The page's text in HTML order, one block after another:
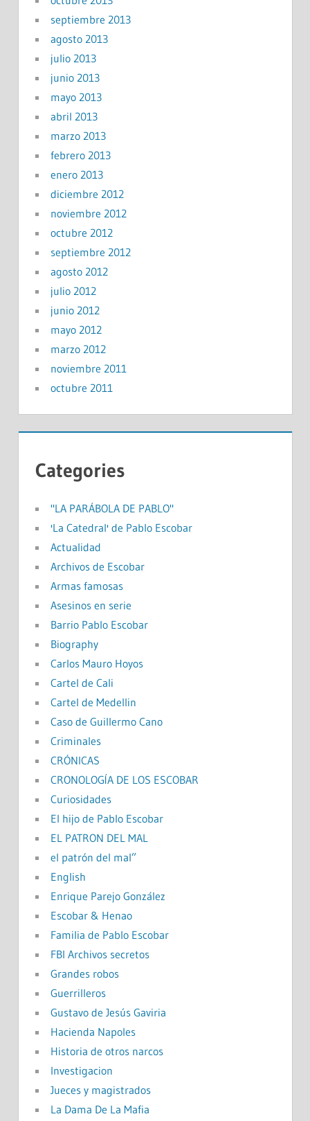
septiembre 2013
agosto 2013
julio 2013
junio 2013
mayo 2013
abril 2013
marzo 2013
febrero 2013
enero 2013
diciembre 2012
noviembre 2012
octubre 2012
septiembre 2012
agosto 2012
julio 2012
junio 2012
mayo 2012
marzo 2012
noviembre 2011
octubre 2011
Categories
"LA PARÁBOLA DE PABLO"
'La Catedral' de Pablo Escobar
Actualidad
Archivos de Escobar
Armas famosas
Asesinos en serie
Barrio Pablo Escobar
Biography
Carlos Mauro Hoyos
Cartel de Cali
Cartel de Medellin
Caso de Guillermo Cano
Criminales
CRÓNICAS
CRONOLOGÍA DE LOS ESCOBAR
Curiosidades
El hijo de Pablo Escobar
EL PATRON DEL MAL
el patrón del mal”
English
Enrique Parejo González
Escobar & Henao
Familia de Pablo Escobar
FBI Archivos secretos
Grandes robos
Guerrilleros
Gustavo de Jesús Gaviria
Hacienda Napoles
Historia de otros narcos
Investigacion
Jueces y magistrados
La Dama De La Mafia